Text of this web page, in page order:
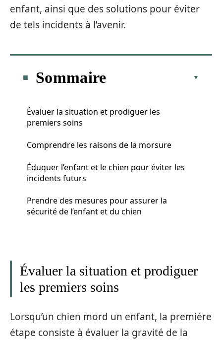
enfant, ainsi que des solutions pour éviter
de tels incidents à l’avenir.
Sommaire
Évaluer la situation et prodiguer les
premiers soins
Comprendre les raisons de la morsure
Éduquer l’enfant et le chien pour éviter les
incidents futurs
Prendre des mesures pour assurer la
sécurité de l’enfant et du chien
Évaluer la situation et prodiguer
les premiers soins
Lorsqu’un chien mord un enfant, la première
étape consiste à évaluer la gravité de la